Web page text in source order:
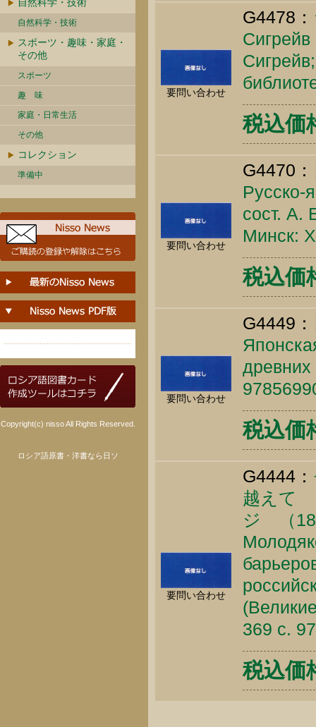
自然科学・技術
スポーツ・趣味・家庭・
その他
スポーツ
趣 味
家庭・日常生活
その他
コレクション
準備中
Copyright(c) nisso All Rights Reserved.
ロシア語原書・洋書なら日ソ
要問い合わせ
G4478：
税込価
要問い合わせ
G4470：
Русско-
сост. А.
Минск:
税込価
要問い合わせ
G4449：
税込価
要問い合わせ
G4444：
越えて
ジ （
369 c.
税込価